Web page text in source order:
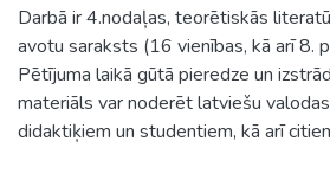
Darbā ir 4.nodaļas, teorētiskās
avotu saraksts (16 vienības, kā arī 8.
Pētījuma laikā gūtā pieredze un
materiāls var noderēt latviešu
didaktiķiem un studentiem, kā arī